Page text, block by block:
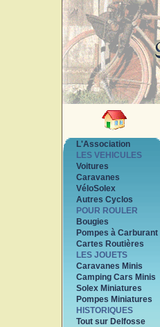
L'Association
LES VEHICULES
Voitures
Caravanes
VéloSolex
Autres Cyclos
POUR ROULER
Bougies
Pompes à Carburant
Cartes Routières
LES JOUETS
Caravanes Minis
Camping Cars Minis
Solex Miniatures
Pompes Miniatures
HISTORIQUES
Tout sur Delfosse